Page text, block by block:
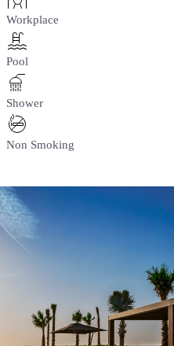
Workplace
Pool
Shower
Non Smoking